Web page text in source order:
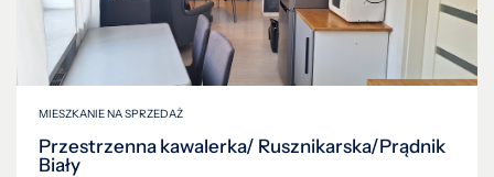
MIESZKANIE NA SPRZEDAŻ
Przestrzenna kawalerka/ Rusznikarska/Prądnik
Biały